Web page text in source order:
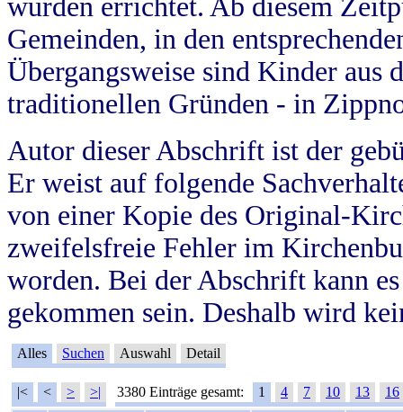
wurden errichtet. Ab diesem
Gemeinden, in den
Übergangsweise sind Kinder aus
traditionellen Gründen - in
Autor dieser Abschrift ist der
Er weist auf folgende
von einer Kopie des Original-
zweifelsfreie Fehler im
worden. Bei der Abschrift kann
gekommen sein. Deshalb wird
Alles Suchen Auswahl Detail
|< < > >| 3380 Einträge gesamt: 1 4 7 10 13
16